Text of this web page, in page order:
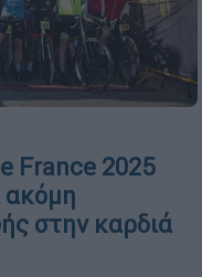
France 2025
ακόμη
στην καρδιά